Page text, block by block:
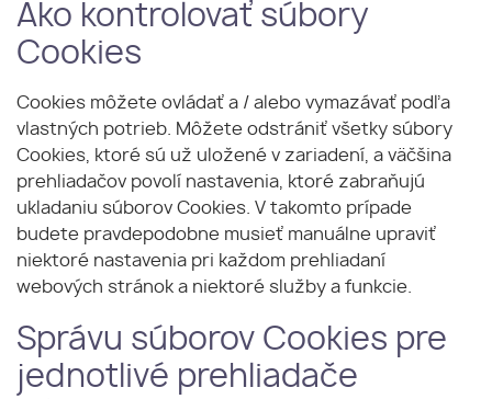
Ako kontrolovať súbory
Cookies
Cookies môžete ovládať a / alebo vymazávať podľa
vlastných potrieb. Môžete odstrániť všetky súbory
Cookies, ktoré sú už uložené v zariadení, a väčšina
prehliadačov povolí nastavenia, ktoré zabraňujú
ukladaniu súborov Cookies. V takomto prípade
budete pravdepodobne musieť manuálne upraviť
niektoré nastavenia pri každom prehliadaní
webových stránok a niektoré služby a funkcie.
Správu súborov Cookies pre
jednotlivé prehliadače